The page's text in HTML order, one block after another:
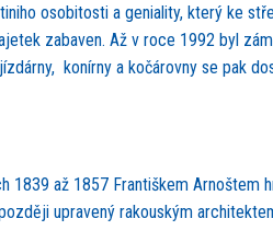
osobitosti a geniality, který ke
zabaven. Až v roce 1992 byl
konírny a kočárovny se pak
až 1857 Františkem Arnoštem
upravený rakouským